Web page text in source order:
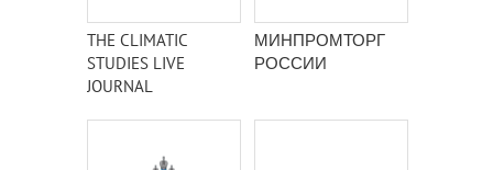
THE CLIMATIC
STUDIES LIVE
JOURNAL
МИНПРОМТОРГ
РОССИИ